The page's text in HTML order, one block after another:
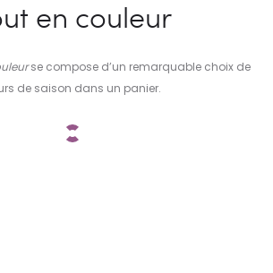
en couleur
se compose d’un remarquable choix de
de saison dans un panier.